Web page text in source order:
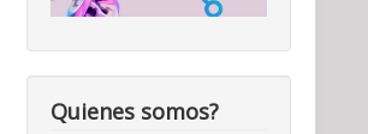
Quienes somos?